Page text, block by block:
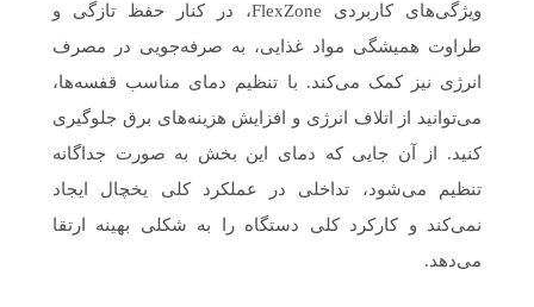
ویژگی‌های کاربردی FlexZone، در کنار حفظ تازگی و
طراوت همیشگی مواد غذایی، به صرفه‌جویی در مصرف
انرژی نیز کمک می‌کند. با تنظیم دمای مناسب قفسه‌ها،
می‌توانید از اتلاف انرژی و افزایش هزینه‌های برق جلوگیری
کنید. از آن جایی که دمای این بخش به صورت جداگانه
تنظیم می‌شود، تداخلی در عملکرد کلی یخچال ایجاد
نمی‌کند و کارکرد کلی دستگاه را به شکلی بهینه ارتقا
می‌دهد.